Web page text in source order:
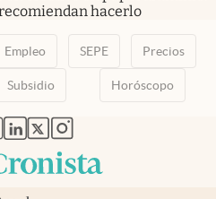
hacerlo
Empleo SEPE Precios
Subsidio Horóscopo
en nueva pestaña
abre en nueva pestaña
abre en nueva pestaña
abre en nueva pestaña
abre en nueva pestaña